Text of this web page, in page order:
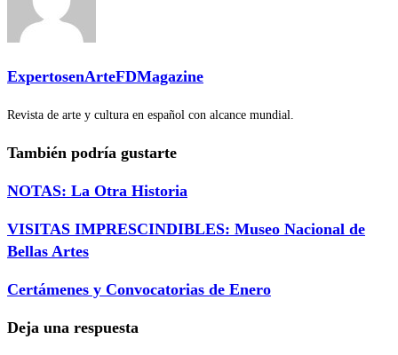
ExpertosenArteFDMagazine
Revista de arte y cultura en español con alcance mundial.
También podría gustarte
NOTAS: La Otra Historia
VISITAS IMPRESCINDIBLES: Museo Nacional de
Bellas Artes
Certámenes y Convocatorias de Enero
Deja una respuesta